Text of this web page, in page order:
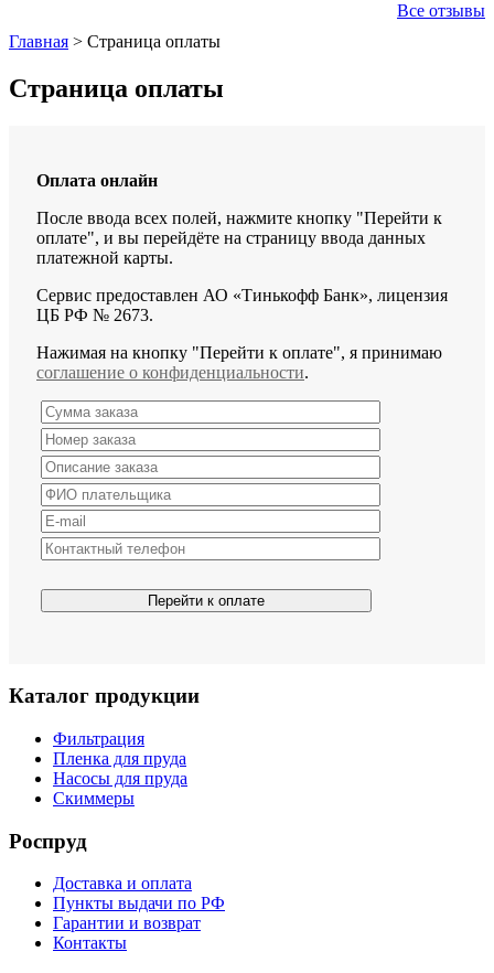
Все отзывы
Главная > Страница оплаты
Страница оплаты
Оплата онлайн
После ввода всех полей, нажмите кнопку "Перейти к
оплате", и вы перейдёте на страницу ввода данных
платежной карты.
Сервис предоставлен АО «Тинькофф Банк», лицензия
ЦБ РФ № 2673.
Нажимая на кнопку "Перейти к оплате", я принимаю
соглашение о конфиденциальности.
Каталог продукции
Фильтрация
Пленка для пруда
Насосы для пруда
Скиммеры
Роспруд
Доставка и оплата
Пункты выдачи по РФ
Гарантии и возврат
Контакты